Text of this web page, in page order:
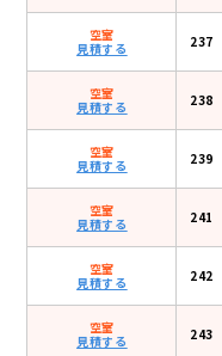
空室
見積する
237
空室
見積する
238
空室
見積する
239
空室
見積する
241
空室
見積する
242
空室
見積する
243